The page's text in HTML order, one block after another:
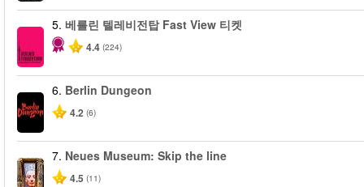
5. 베를린 텔레비전탑 Fast View 티켓
4.4 (224)
6. Berlin Dungeon
4.2 (6)
7. Neues Museum: Skip the line
4.5 (11)